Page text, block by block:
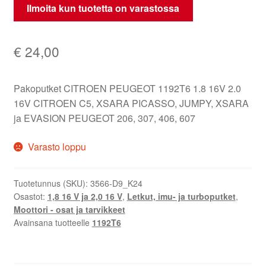
Ilmoita kun tuotetta on varastossa
€ 24,00
Pakoputket CITROEN PEUGEOT 1192T6 1.8 16V 2.0
16V CITROEN C5, XSARA PICASSO, JUMPY, XSARA
ja EVASION PEUGEOT 206, 307, 406, 607
Varasto loppu
Tuotetunnus (SKU): 3566-D9_K24
Osastot: 1,8 16 V ja 2,0 16 V, Letkut, imu- ja turboputket,
Moottori - osat ja tarvikkeet
Avainsana tuotteelle 1192T6